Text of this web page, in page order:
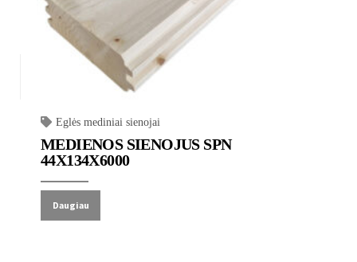
Eglės mediniai sienojai
MEDIENOS SIENOJUS SPN
44X134X6000
Daugiau